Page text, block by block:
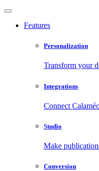
Features
Personalization
Transform your
Integrations
Connect
Studio
Make
Conversion